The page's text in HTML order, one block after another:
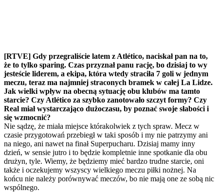
[RTVE] Gdy przegraliście latem z Atlético, naciskał pan na to,
że to tylko sparing. Czas przyznał panu rację, bo dzisiaj to wy
jesteście liderem, a ekipa, która wtedy straciła 7 goli w jednym
meczu, teraz ma najmniej straconych bramek w całej La Lidze.
Jak wielki wpływ na obecną sytuację obu klubów ma tamto
starcie? Czy Atlético za szybko zanotowało szczyt formy? Czy
Real miał wystarczająco dużoczasu, by poznać swoje słabości i
się wzmocnić?
Nie sądzę, że miała miejsce którakolwiek z tych spraw. Mecz w
czasie przygotowań przebiegł w taki sposób i my nie patrzymy ani
na niego, ani nawet na finał Superpucharu. Dzisiaj mamy inny
dzień, w sensie jutro i to będzie kompletnie inne spotkanie dla obu
drużyn, tyle. Wiemy, że będziemy mieć bardzo trudne starcie, oni
także i oczekujemy wszyscy wielkiego meczu piłki nożnej. Na
końcu nie należy porównywać meczów, bo nie mają one ze sobą nic
wspólnego.